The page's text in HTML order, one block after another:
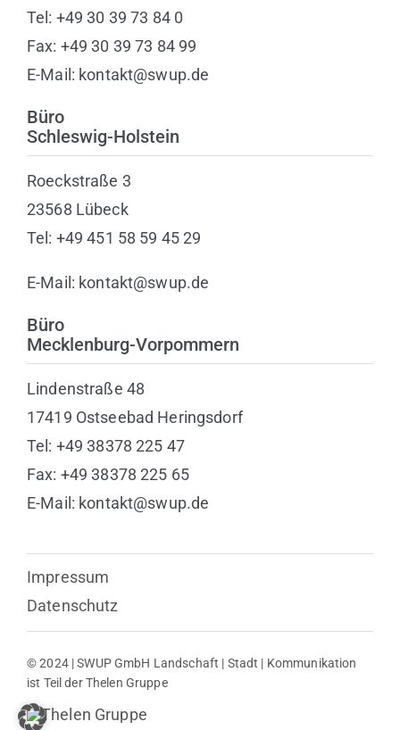
Tel: +49 30 39 73 84 0
Fax: +49 30 39 73 84 99
E-Mail: kontakt@swup.de
Büro
Schleswig-Holstein
Roeckstraße 3
23568 Lübeck
Tel: +49 451 58 59 45 29
E-Mail: kontakt@swup.de
Büro
Mecklenburg-Vorpommern
Lindenstraße 48
17419 Ostseebad Heringsdorf
Tel: +49 38378 225 47
Fax: +49 38378 225 65
E-Mail: kontakt@swup.de
Impressum
Datenschutz
© 2024 | SWUP GmbH Landschaft | Stadt | Kommunikation
ist Teil der Thelen Gruppe